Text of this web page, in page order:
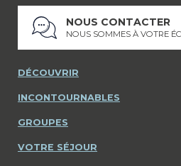
NOUS CONTACTER
NOUS SOMMES À VOTRE
DÉCOUVRIR
INCONTOURNABLES
GROUPES
VOTRE SÉJOUR